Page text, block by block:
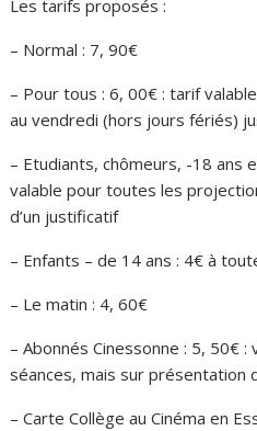
Les tarifs proposés :
– Normal : 7, 90€
– Pour tous : 6, 00€ : tarif
au vendredi (hors jours fériés)
– Etudiants, chômeurs, -18 ans
valable pour toutes les
d’un justificatif
– Enfants – de 14 ans : 4€ à
– Le matin : 4, 60€
– Abonnés Cinessonne : 5, 50€
séances, mais sur présentation
– Carte Collège au Cinéma en